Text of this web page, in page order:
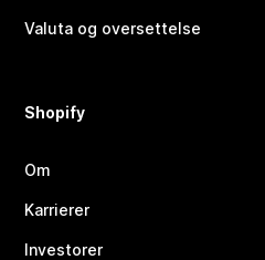
Valuta og oversettelse
Shopify
Om
Karrierer
Investorer